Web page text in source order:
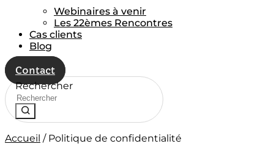
Webinaires à venir
Les 22èmes Rencontres
Cas clients
Blog
Contact
Rechercher
Accueil / Politique de confidentialité